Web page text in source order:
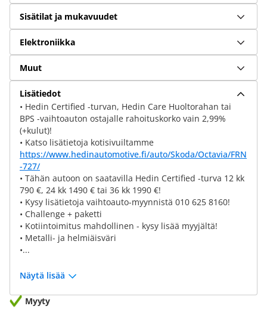
Sisätilat ja mukavuudet
Elektroniikka
Muut
Lisätiedot
• Hedin Certified -turvan, Hedin Care Huoltorahan tai
BPS -vaihtoauton ostajalle rahoituskorko vain 2,99%
(+kulut)!
• Katso lisätietoja kotisivuiltamme
https://www.hedinautomotive.fi/auto/Skoda/Octavia/FRN
-727/
• Tähän autoon on saatavilla Hedin Certified -turva 12 kk
790 €, 24 kk 1490 € tai 36 kk 1990 €!
• Kysy lisätietoja vaihtoauto-myynnistä 010 625 8160!
• Challenge + paketti
• Kotiintoimitus mahdollinen - kysy lisää myyjältä!
• Metalli- ja helmiäisväri
•...
Näytä lisää
Myyty